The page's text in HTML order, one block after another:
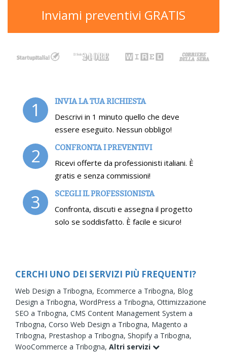
Inviami preventivi GRATIS
1 INVIA LA TUA RICHIESTA
Descrivi in 1 minuto quello che deve
essere eseguito. Nessun obbligo!
2 CONFRONTA I PREVENTIVI
Ricevi offerte da professionisti italiani. È
gratis e senza commissioni!
3 SCEGLI IL PROFESSIONISTA
Confronta, discuti e assegna il progetto
solo se soddisfatto. È facile e sicuro!
CERCHI UNO DEI SERVIZI PIÙ FREQUENTI?
Web Design a Tribogna, Ecommerce a Tribogna, Blog
Design a Tribogna, WordPress a Tribogna, Ottimizzazione
SEO a Tribogna, CMS Content Management System a
Tribogna, Corso Web Design a Tribogna, Magento a
Tribogna, Prestashop a Tribogna, Shopify a Tribogna,
WooCommerce a Tribogna, Altri servizi